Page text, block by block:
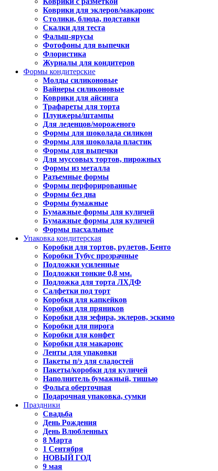
Коврики для эклеров/макаронс
Столики, блюда, подставки
Скалки для теста
Фальш-ярусы
Фотофоны для выпечки
Флористика
Журналы для кондитеров
Формы кондитерские
Молды силиконовые
Вайнеры силиконовые
Коврики для айсинга
Трафареты для торта
Плунжеры/штампы
Для леденцов/мороженого
Формы для шоколада силикон
Формы для шоколада пластик
Формы для выпечки
Для муссовых тортов, пирожных
Формы из металла
Разъемные формы
Формы перфорированные
Формы без дна
Формы бумажные
Бумажные формы для куличей
Бумажные формы для куличей
Формы пасхальные
Упаковка кондитерская
Коробки для тортов, рулетов, Бенто
Коробки Тубус прозрачные
Подложки усиленные
Подложки тонкие 0,8 мм.
Подложка для торта ЛХДФ
Салфетки под торт
Коробки для капкейков
Коробки для пряников
Коробки для зефира, эклеров, эскимо
Коробки для пирога
Коробки для конфет
Коробки для макаронс
Ленты для упаковки
Пакеты п/э для сладостей
Пакеты/коробки для куличей
Наполнитель бумажный, тишью
Фольга оберточная
Подарочная упаковка, сумки
Праздники
Свадьба
День Рождения
День Влюбленных
8 Марта
1 Сентября
НОВЫЙ ГОД
9 мая